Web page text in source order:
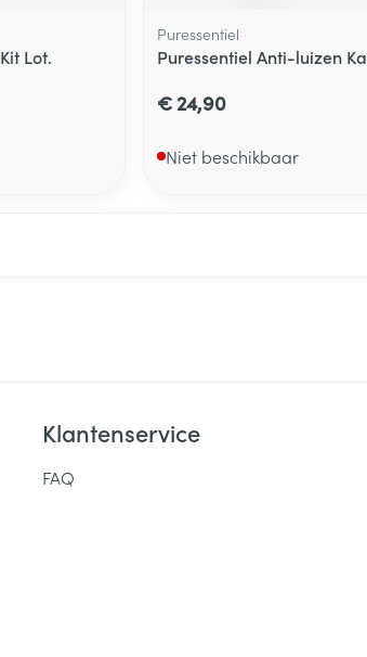
Lot.
Puressentiel
Puressentiel Anti-luizen
€ 24,90
Niet beschikbaar
Klantenservice
FAQ